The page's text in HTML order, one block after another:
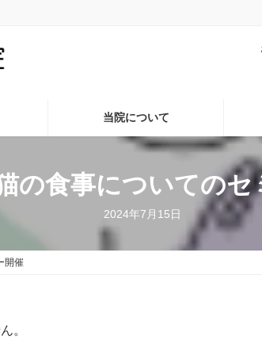
当院について
の食事についてのセ
2024年7月15日
開催
。